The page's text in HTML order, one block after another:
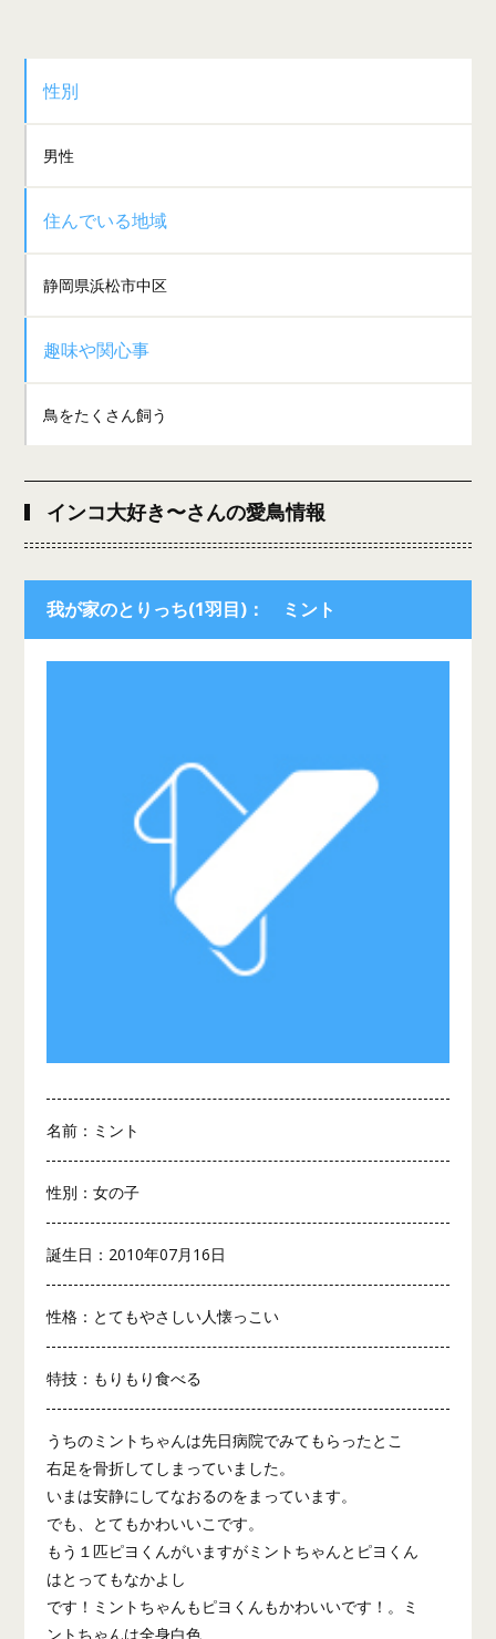
性別
男性
住んでいる地域
静岡県浜松市中区
趣味や関心事
鳥をたくさん飼う
インコ大好き〜さんの愛鳥情報
我が家のとりっち(1羽目)： ミント
名前：ミント
性別：女の子
誕生日：2010年07月16日
性格：とてもやさしい人懐っこい
特技：もりもり食べる
うちのミントちゃんは先日病院でみてもらったとこ
右足を骨折してしまっていました。
いまは安静にしてなおるのをまっています。
でも、とてもかわいいこです。
もう１匹ピヨくんがいますがミントちゃんとピヨくん
はとってもなかよし
です！ミントちゃんもピヨくんもかわいいです！。ミ
ントちゃんは全身白色